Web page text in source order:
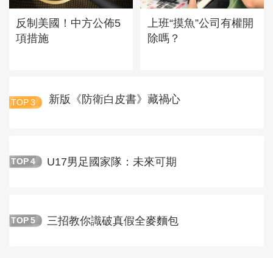
反制美國！中方公佈5
項措施
上班“摸魚”公司有權開
除嗎？
TOP 3 新版《防衛白皮書》藏禍心
TOP 4 U17男足國家隊：未來可期
TOP 5 三招教你識破真假全麥麵包